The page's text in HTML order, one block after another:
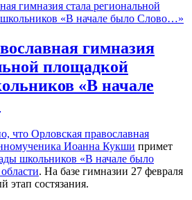
гимназия
площадкой
«В начале
что Орловская православная
Иоанна Кукши примет
школьников «В начале было
. На базе гимназии 27 февраля
этап состязания.